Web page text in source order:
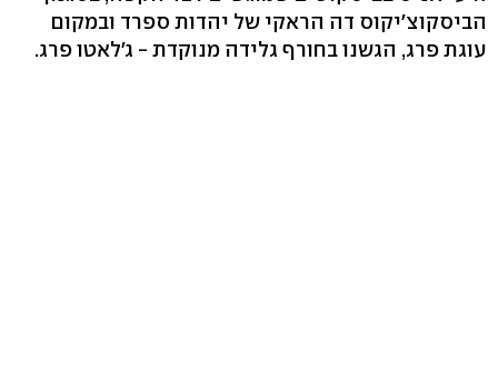
הביסקוצ'יקוס דה הראקי של יהדות ספרד ובמקום
עוגת פרג, הגשנו בחורף גלידה מנוקדת - ג'לאטו פרג.